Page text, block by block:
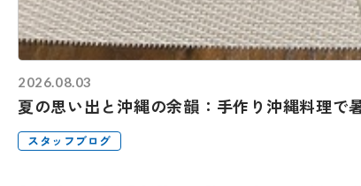
2026.08.03
夏の思い出と沖縄の余韻：手作り沖縄料理で
スタッフブログ